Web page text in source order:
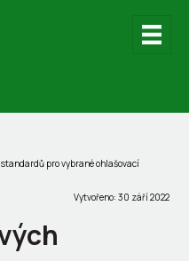
pro vybrané ohlašovací
Vytvořeno: 30 září 2022